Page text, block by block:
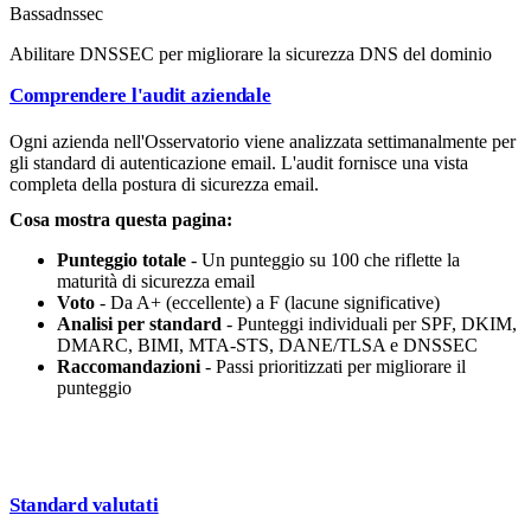
Bassadnssec
Abilitare DNSSEC per migliorare la sicurezza DNS del dominio
Comprendere l'audit aziendale
Ogni azienda nell'Osservatorio viene analizzata settimanalmente per
gli standard di autenticazione email. L'audit fornisce una vista
completa della postura di sicurezza email.
Cosa mostra questa pagina:
Punteggio totale - Un punteggio su 100 che riflette la
maturità di sicurezza email
Voto - Da A+ (eccellente) a F (lacune significative)
Analisi per standard - Punteggi individuali per SPF, DKIM,
DMARC, BIMI, MTA-STS, DANE/TLSA e DNSSEC
Raccomandazioni - Passi prioritizzati per migliorare il
punteggio
Standard valutati